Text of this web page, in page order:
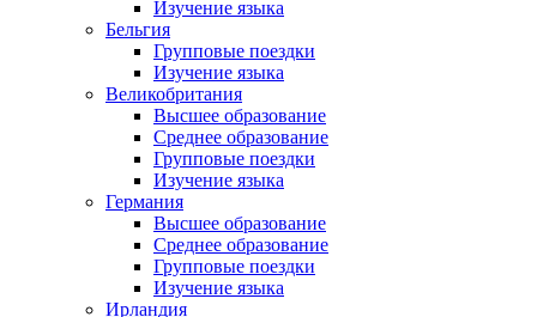
Изучение языка
Бельгия
Групповые поездки
Изучение языка
Великобритания
Высшее образование
Среднее образование
Групповые поездки
Изучение языка
Германия
Высшее образование
Среднее образование
Групповые поездки
Изучение языка
Ирландия